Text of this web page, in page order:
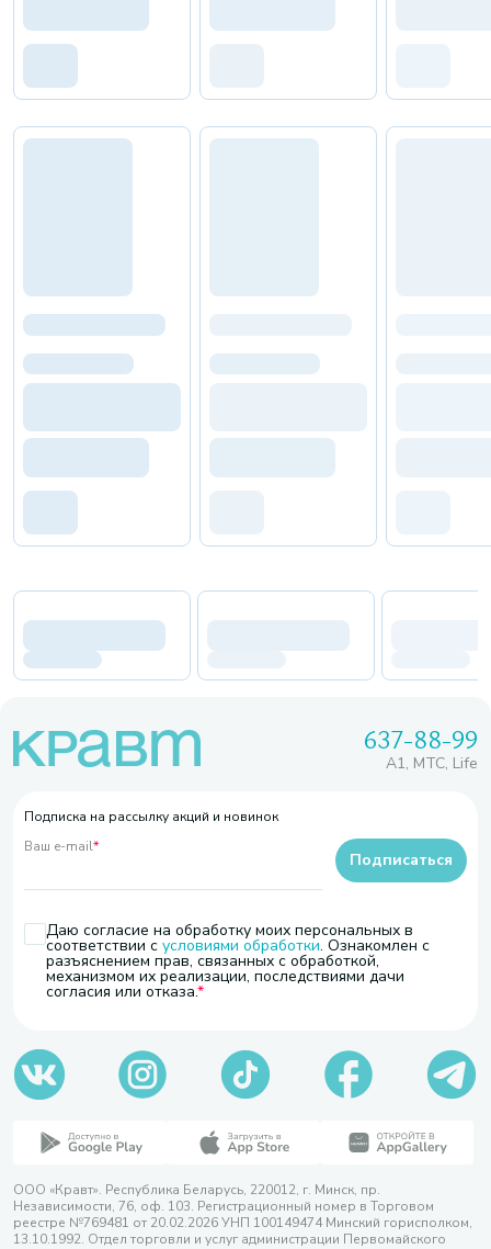
637-88-99
A1, МТС, Life
Подписка на рассылку акций и новинок
Ваш e-mail*
Даю согласие на обработку моих персональных в
соответствии с условиями обработки. Ознакомлен с
разъяснением прав, связанных с обработкой,
механизмом их реализации, последствиями дачи
согласия или отказа.
Подписаться
ООО «Кравт». Республика Беларусь, 220012, г. Минск, пр.
Независимости, 76, оф. 103. Регистрационный номер в Торговом
реестре №769481 от 20.02.2026 УНП 100149474 Минский горисполком,
13.10.1992. Отдел торговли и услуг администрации Первомайского